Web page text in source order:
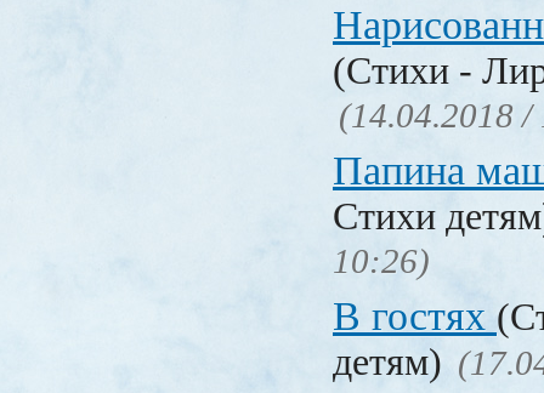
(Стихи -
(14.04.2018 /
Папина
Стихи
10:26)
В гостях
детям)